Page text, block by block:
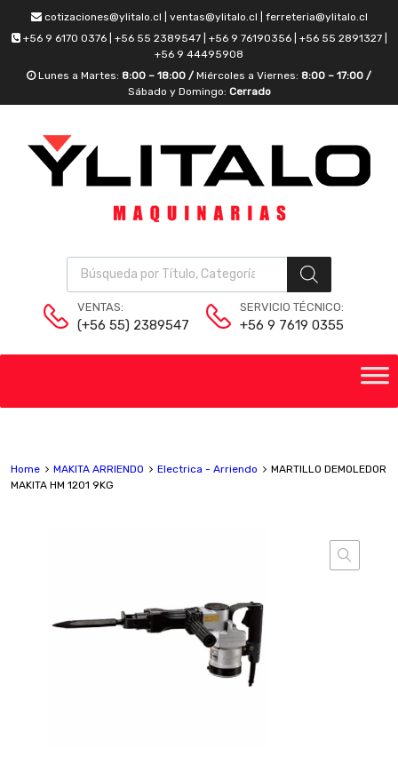
cotizaciones@ylitalo.cl | ventas@ylitalo.cl | ferreteria@ylitalo.cl
+56 9 6170 0376 | +56 55 2389547 | +56 9 76190356 | +56 55 2891327 |
+56 9 44495908
Lunes a Martes: 8:00 – 18:00 / Miércoles a Viernes: 8:00 – 17:00 /
Sábado y Domingo: Cerrado
VENTAS:
(+56 55) 2389547
SERVICIO TÉCNICO:
+56 9 7619 0355
Home MAKITA ARRIENDO Electrica - Arriendo
MARTILLO DEMOLEDOR
MAKITA HM 1201 9KG